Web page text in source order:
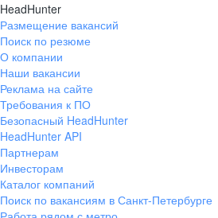
HeadHunter
Размещение вакансий
Поиск по резюме
О компании
Наши вакансии
Реклама на сайте
Требования к ПО
Безопасный HeadHunter
HeadHunter API
Партнерам
Инвесторам
Каталог компаний
Поиск по вакансиям в Санкт-Петербурге